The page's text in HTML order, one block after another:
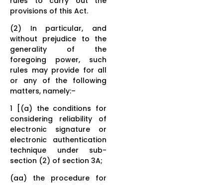
provisions of this Act.
(2) In particular, and
without prejudice to the
generality of the
foregoing power, such
rules may provide for all
or any of the following
matters, namely:–
1 [(a) the conditions for
considering reliability of
electronic signature or
electronic authentication
technique under sub-
section (2) of section 3A;
(aa) the procedure for